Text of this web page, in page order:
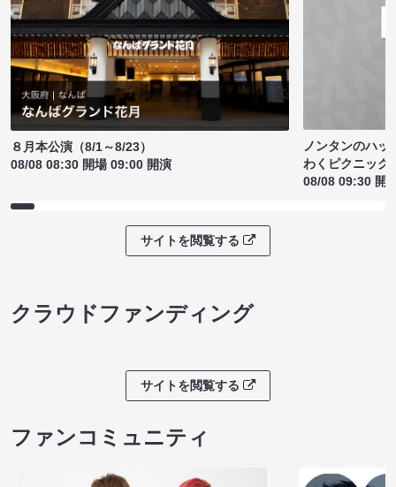
８月本公演（8/1～8/23）
08/08 08:30 開場 09:00 開演
ノンタンのハッ
わくピクニック
08/08 09:30 開
サイトを閲覧する
クラウドファンディング
サイトを閲覧する
ファンコミュニティ